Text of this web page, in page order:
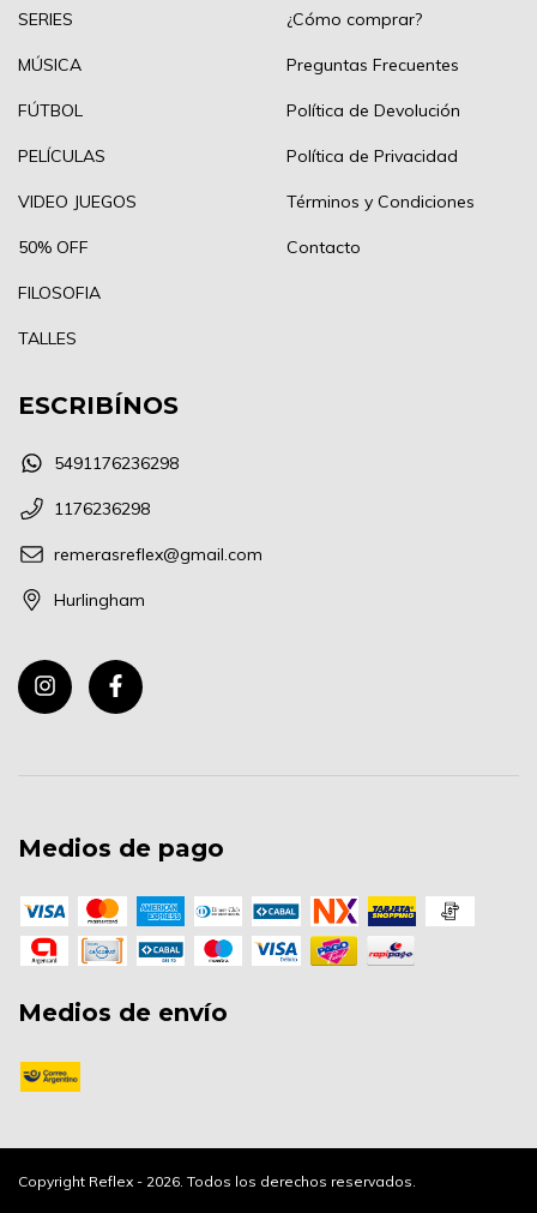
SERIES
MÚSICA
FÚTBOL
PELÍCULAS
VIDEO JUEGOS
50% OFF
FILOSOFIA
TALLES
¿Cómo comprar?
Preguntas Frecuentes
Política de Devolución
Política de Privacidad
Términos y Condiciones
Contacto
ESCRIBÍNOS
5491176236298
1176236298
remerasreflex@gmail.com
Hurlingham
Medios de pago
Medios de envío
Copyright Reflex - 2026. Todos los derechos reservados.